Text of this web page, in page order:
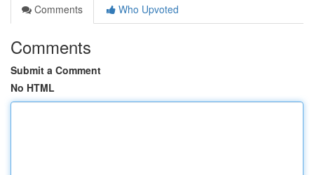
Comments
Who Upvoted
Comments
Submit a Comment
No HTML